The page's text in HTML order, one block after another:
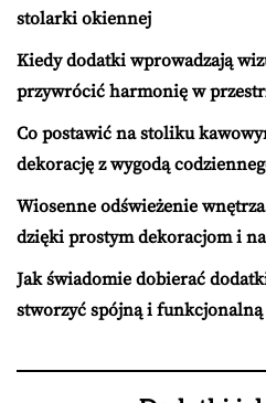
stolarki okiennej
Kiedy dodatki wprowadzają
przywrócić harmonię w
Co postawić na stoliku
dekorację z wygodą
Wiosenne odświeżenie
dzięki prostym dekoracjom i
Jak świadomie dobierać
stworzyć spójną i funkcjonalną